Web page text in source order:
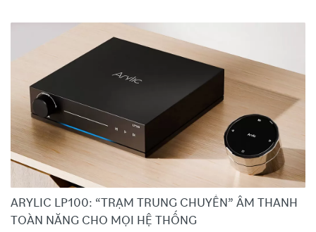
ARYLIC LP100: “TRẠM TRUNG CHUYỂN” ÂM THANH
TOÀN NĂNG CHO MỌI HỆ THỐNG